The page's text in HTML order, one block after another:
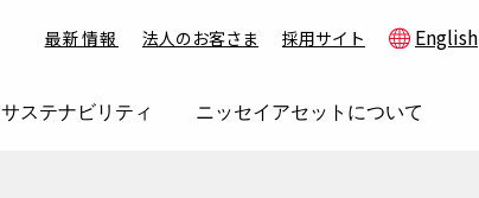
最新情報 法人のお客さま 採用サイト English
サステナビリティ ニッセイアセットについて